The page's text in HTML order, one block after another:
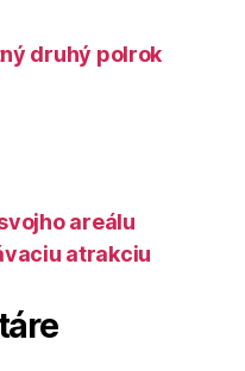
druhý polrok
areálu
atrakciu